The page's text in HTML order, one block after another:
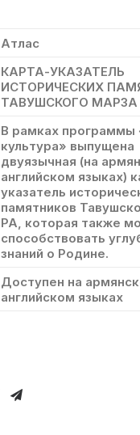
Атлас
КАРТА-УКАЗАТЕЛЬ
ИСТОРИЧЕСКИХ
ТАВУШСКОГО МАРЗА
В рамках программы
культура» выпущена
двуязычная (на
английском языках)
указатель
памятников
РА, которая также
способствовать
знаний о Родине.
Доступен на
английском языках